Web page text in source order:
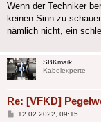
Wenn der Techniker
keinen Sinn zu
nämlich nicht, ein
SBKmaik
Kabelexperte
Re: [VFKD]
Beitrag
12.02.2022, 09:15